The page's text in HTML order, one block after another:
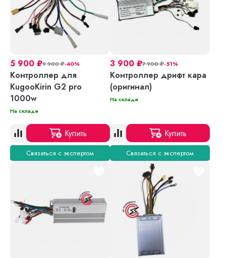
5 900 ₽9 900₽-40%
Контроллер для
KugooKirin G2 pro
1000w
На складе
Купить
Связаться с экспертом
3 900 ₽7 900₽-51%
Контроллер дрифт кара
(оригинал)
На складе
Купить
Связаться с экспертом